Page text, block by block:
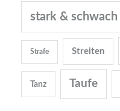
stark & schwach
Strafe Streiten
Tanz Taufe